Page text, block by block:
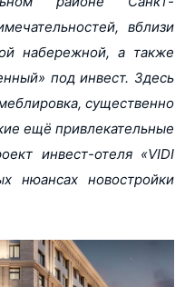
вблизи
набережной, а также
под инвест. Здесь
существенно
ещё привлекательные
инвест-отеля «VIDI
нюансах новостройки